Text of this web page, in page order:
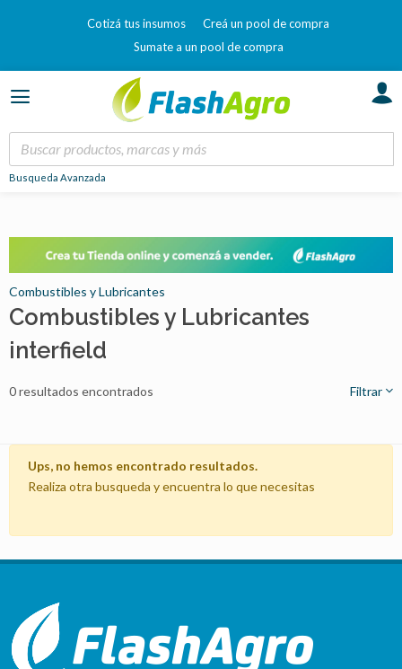
Cotizá tus insumos
Creá un pool de compra
Sumate a un pool de compra
Busqueda Avanzada
Ups, no hemos encontrado resultados.
Realiza otra busqueda y encuentra lo que necesitas
Combustibles y Lubricantes
Combustibles y Lubricantes
interfield
0 resultados encontrados Filtrar